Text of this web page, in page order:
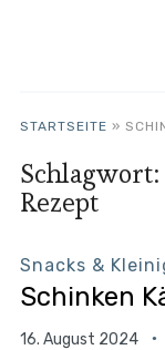
STARTSEITE »
Schlagwort:
Rezept
Snacks &
Schinken
16. August 2024